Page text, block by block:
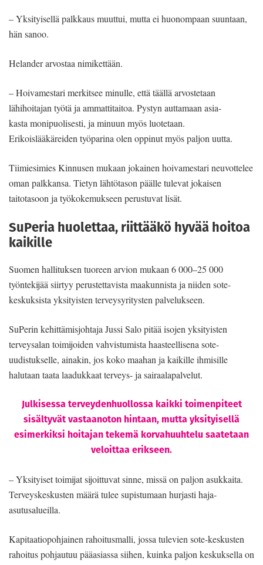
– Yksityisellä palkkaus muuttui, mutta ei huonompaan suuntaan,
hän sanoo.
Helander arvostaa nimikettään.
– Hoivamestari merkitsee minulle, että täällä arvostetaan
lähihoitajan työtä ja ammattitaitoa. Pystyn auttamaan asia-
kasta monipuolisesti, ja minuun myös luotetaan.
Erikoislääkäreiden työparina olen oppinut myös paljon uutta.
Tiimiesimies Kinnusen mukaan jokainen hoivamestari neuvottelee
oman palkkansa. Tietyn lähtötason päälle tulevat jokaisen
taitotasoon ja työkokemukseen perustuvat lisät.
SuPeria huolettaa, riittääkö hyvää hoitoa
kaikille
Suomen hallituksen tuoreen arvion mukaan 6 000–25 000
työntekijää siirtyy perustettavista maakunnista ja niiden sote-
keskuksista yksityisten terveysyritysten palvelukseen.
SuPerin kehittämisjohtaja Jussi Salo pitää isojen yksityisten
terveysalan toimijoiden vahvistumista haasteellisena sote-
uudistukselle, ainakin, jos koko maahan ja kaikille ihmisille
halutaan taata laadukkaat terveys- ja sairaalapalvelut.
Julkisessa terveydenhuollossa kaikki toimenpiteet
sisältyvät vastaanoton hintaan, mutta yksityisellä
esimerkiksi hoitajan tekemä korvahuuhtelu saatetaan
veloittaa erikseen.
– Yksityiset toimijat sijoittuvat sinne, missä on paljon asukkaita.
Terveyskeskusten määrä tulee supistumaan hurjasti haja-
asutusalueilla.
Kapitaatiopohjainen rahoitusmalli, jossa tulevien sote-keskusten
rahoitus pohjautuu pääasiassa siihen, kuinka paljon keskuksella on